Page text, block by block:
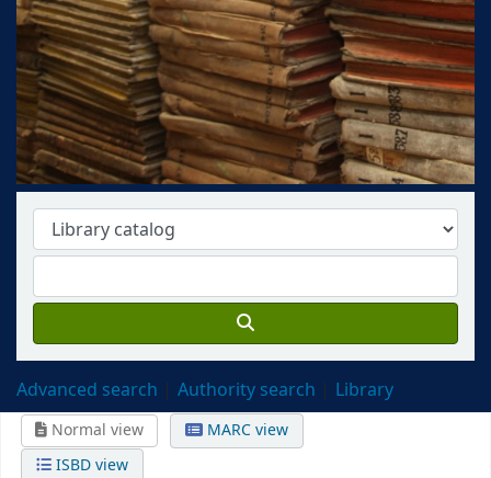
Advanced search Authority search Library
Normal view
MARC view
ISBD view